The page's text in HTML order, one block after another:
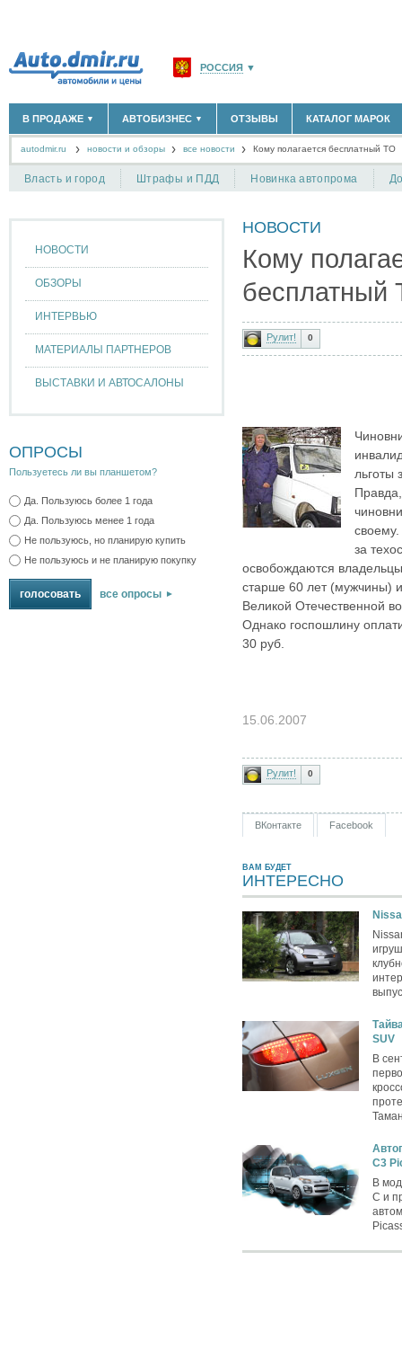
РОССИЯ ▼
САНКТ-ПЕТЕРБУРГ И ОБЛАСТЬ(14298)
КРАСНОДАРСКИЙ КРАЙ(5619)
КРЫМ РЕСПУБЛИКА(412)
В ПРОДАЖЕ ▼
НОВЫЕ АВТОМОБИЛИ(30122)
АВТОМОБИЛИ С ПРОБЕГОМ
АВТОБИЗНЕС ▼
ОФИЦИАЛЬНЫЕ ДИЛЕРЫ(1347)
ТАКСИ(278)
+ ДОБАВИТЬ КОМПАНИЮ
ОТЗЫВЫ КАТАЛОГ МАРОК
autodmir.ru новости и обзоры все новости Кому полагается бесплатный ТО
Власть и город Штрафы и ПДД Новинка автопрома
НОВОСТИ
ОБЗОРЫ
ИНТЕРВЬЮ
МАТЕРИАЛЫ ПАРТНЕРОВ
ВЫСТАВКИ И АВТОСАЛОНЫ
ОПРОСЫ
Пользуетесь ли вы планшетом?
Да. Пользуюсь более 1 года
Да. Пользуюсь менее 1 года
Не пользуюсь, но планирую купить
Не пользуюсь и не планирую покупку
все опросы
НОВОСТИ
Кому
бесплатный
Рулит! 0
льготы
за
освобождаются
старше 60 лет (мужчины)
Великой Отечественной
Однако госпошлину
30 руб.
15.06.2007
Рулит! 0
ВКонтакте Facebook
ВАМ БУДЕТ
ИНТЕРЕСНО
SUV
В
C3
В
C и